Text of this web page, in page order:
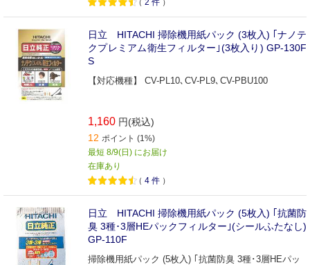
（ 2 件 ）
日立 HITACHI 掃除機用紙パック (3枚入) ｢ナノテ
クプレミアム衛生フィルター｣(3枚入り) GP-130F
S
【対応機種】 CV-PL10､CV-PL9､CV-PBU100
1,160 円(税込)
12 ポイント (1%)
最短 8/9(日) にお届け
在庫あり
（ 4 件 ）
日立 HITACHI 掃除機用紙パック (5枚入) ｢抗菌防
臭 3種･3層HEパックフィルター｣(シールふたなし)
GP-110F
掃除機用紙パック (5枚入) ｢抗菌防臭 3種･3層HEパッ